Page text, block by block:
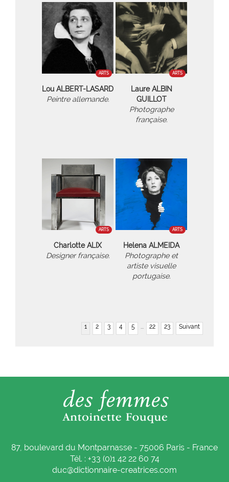
ARTS
Lou ALBERT-LASARD
Peintre allemande.
ARTS
Laure ALBIN
GUILLOT
Photographe
française.
ARTS
Charlotte ALIX
Designer française.
ARTS
Helena ALMEIDA
Photographe et
artiste visuelle
portugaise.
1 2 3 4 5 ... 22 23 Suivant
87, boulevard du Montparnasse - 75006 Paris - France
Tél. : +33 (0)1 42 22 60 74
duc@dictionnaire-creatrices.com